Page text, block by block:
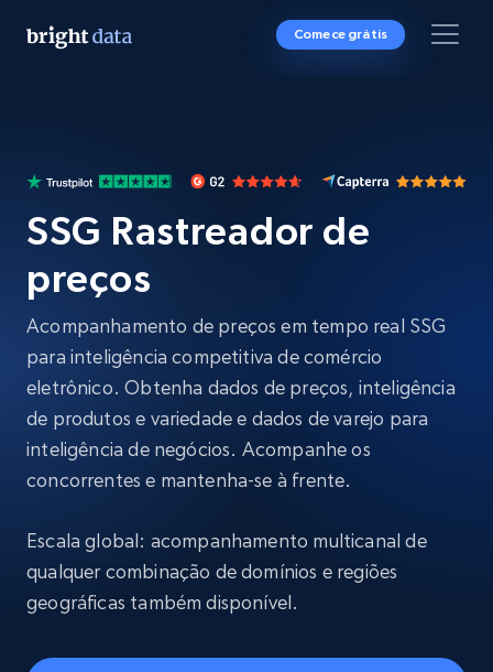
Comece grátis
SSG Rastreador de
preços
Acompanhamento de preços em tempo real SSG
para inteligência competitiva de comércio
eletrônico. Obtenha dados de preços, inteligência
de produtos e variedade e dados de varejo para
inteligência de negócios. Acompanhe os
concorrentes e mantenha-se à frente.
Escala global: acompanhamento multicanal de
qualquer combinação de domínios e regiões
geográficas também disponível.